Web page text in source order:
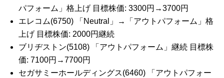
パフォーム」格上げ 目標株価: 3300円→3700円
エレコム(6750) 「Neutral」→「アウトパフォーム」格
上げ 目標株価: 2000円継続
ブリヂストン(5108) 「アウトパフォーム」継続 目標株
価: 7100円→7700円
セガサミーホールディングス(6460) 「アウトパフォー